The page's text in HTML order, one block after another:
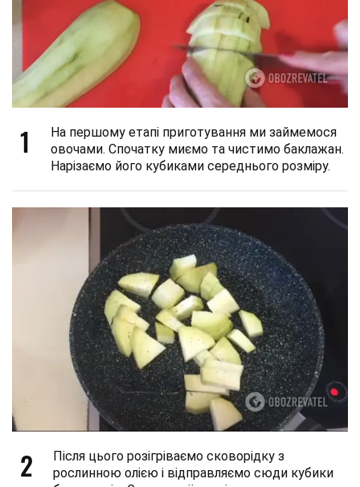
1
На першому етапі приготування ми займемося
овочами. Спочатку миємо та чистимо баклажан.
Нарізаємо його кубиками середнього розміру.
2
Після цього розігріваємо сковорідку з
рослинною олією і відправляємо сюди кубики